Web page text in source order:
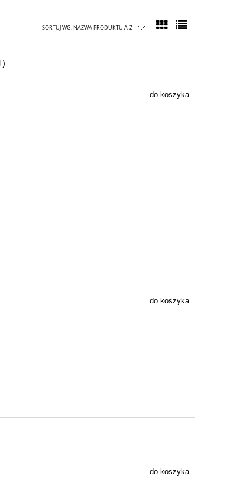
SORTUJ WG:NAZWA PRODUKTU A-Z
do koszyka
do koszyka
do koszyka